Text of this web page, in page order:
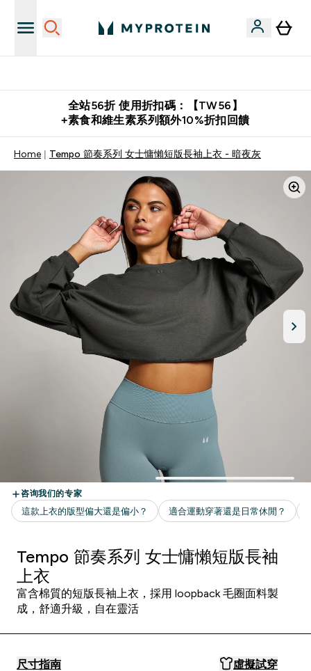
全站56折 使用折扣碼：【TW56】
+素食和維生素系列額外10%折扣回饋
Home Tempo 節奏系列 女士慵懶短版長袖上衣 - 暗夜灰
Tempo 節奏系列 女士慵懶短版長袖
上衣
富含棉質的短版長袖上衣，採用 loopback 毛圈面料製
成，舒適升級，自在靈活
尺寸指南 虛擬試穿